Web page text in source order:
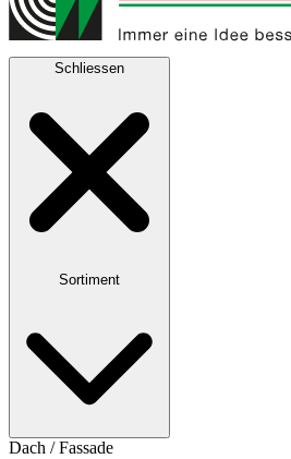
Schliessen
Sortiment
Dach / Fassade